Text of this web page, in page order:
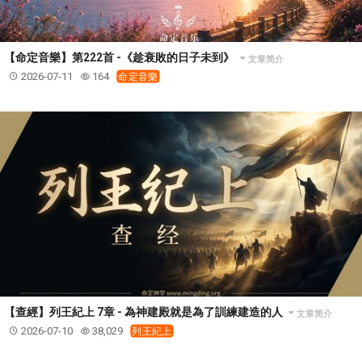
【命定音樂】第222首 -《趁衰敗的日子未到》 文章简介
2026-07-11 164 命定音樂
【查經】列王紀上 7章 - 為神建殿就是為了訓練建造的人 文章简介
2026-07-10 38,029 列王紀上